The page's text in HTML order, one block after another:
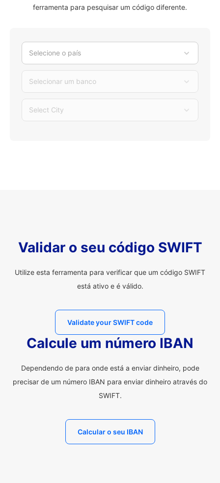
ferramenta para pesquisar um código diferente.
Selecione o país
Selecionar um banco
Select City
Validar o seu código SWIFT
Utilize esta ferramenta para verificar que um código SWIFT
está ativo e é válido.
Validate your SWIFT code
Calcule um número IBAN
Dependendo de para onde está a enviar dinheiro, pode
precisar de um número IBAN para enviar dinheiro através do
SWIFT.
Calcular o seu IBAN